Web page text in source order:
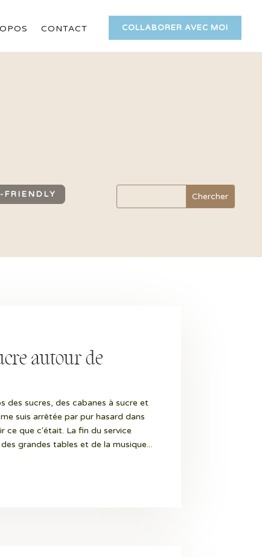
CONTACT COLLABORER AVEC MOI
FRIENDLY
autour de
des sucres, des cabanes à sucre et
suis arrêtée par pur hasard dans
ce que c'était. La fin du service
grandes tables et de la musique...